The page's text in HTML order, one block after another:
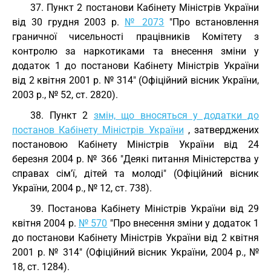
37. Пункт 2 постанови Кабінету Міністрів України
від 30 грудня 2003 р. № 2073 "Про встановлення
граничної чисельності працівників Комітету з
контролю за наркотиками та внесення зміни у
додаток 1 до постанови Кабінету Міністрів України
від 2 квітня 2001 р. № 314" (Офіційний вісник України,
2003 р., № 52, ст. 2820).
38. Пункт 2 змін, що вносяться у додатки до
постанов Кабінету Міністрів України , затверджених
постановою Кабінету Міністрів України від 24
березня 2004 р. № 366 "Деякі питання Міністерства у
справах сім'ї, дітей та молоді" (Офіційний вісник
України, 2004 р., № 12, ст. 738).
39. Постанова Кабінету Міністрів України від 29
квітня 2004 р. № 570 "Про внесення зміни у додаток 1
до постанови Кабінету Міністрів України від 2 квітня
2001 р. № 314" (Офіційний вісник України, 2004 р., №
18, ст. 1284).